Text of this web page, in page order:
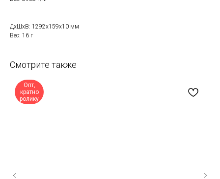
ДxШxВ: 1292x159x10 мм
Вес: 16 г
Смотрите также
Опт,
кратно
ролику